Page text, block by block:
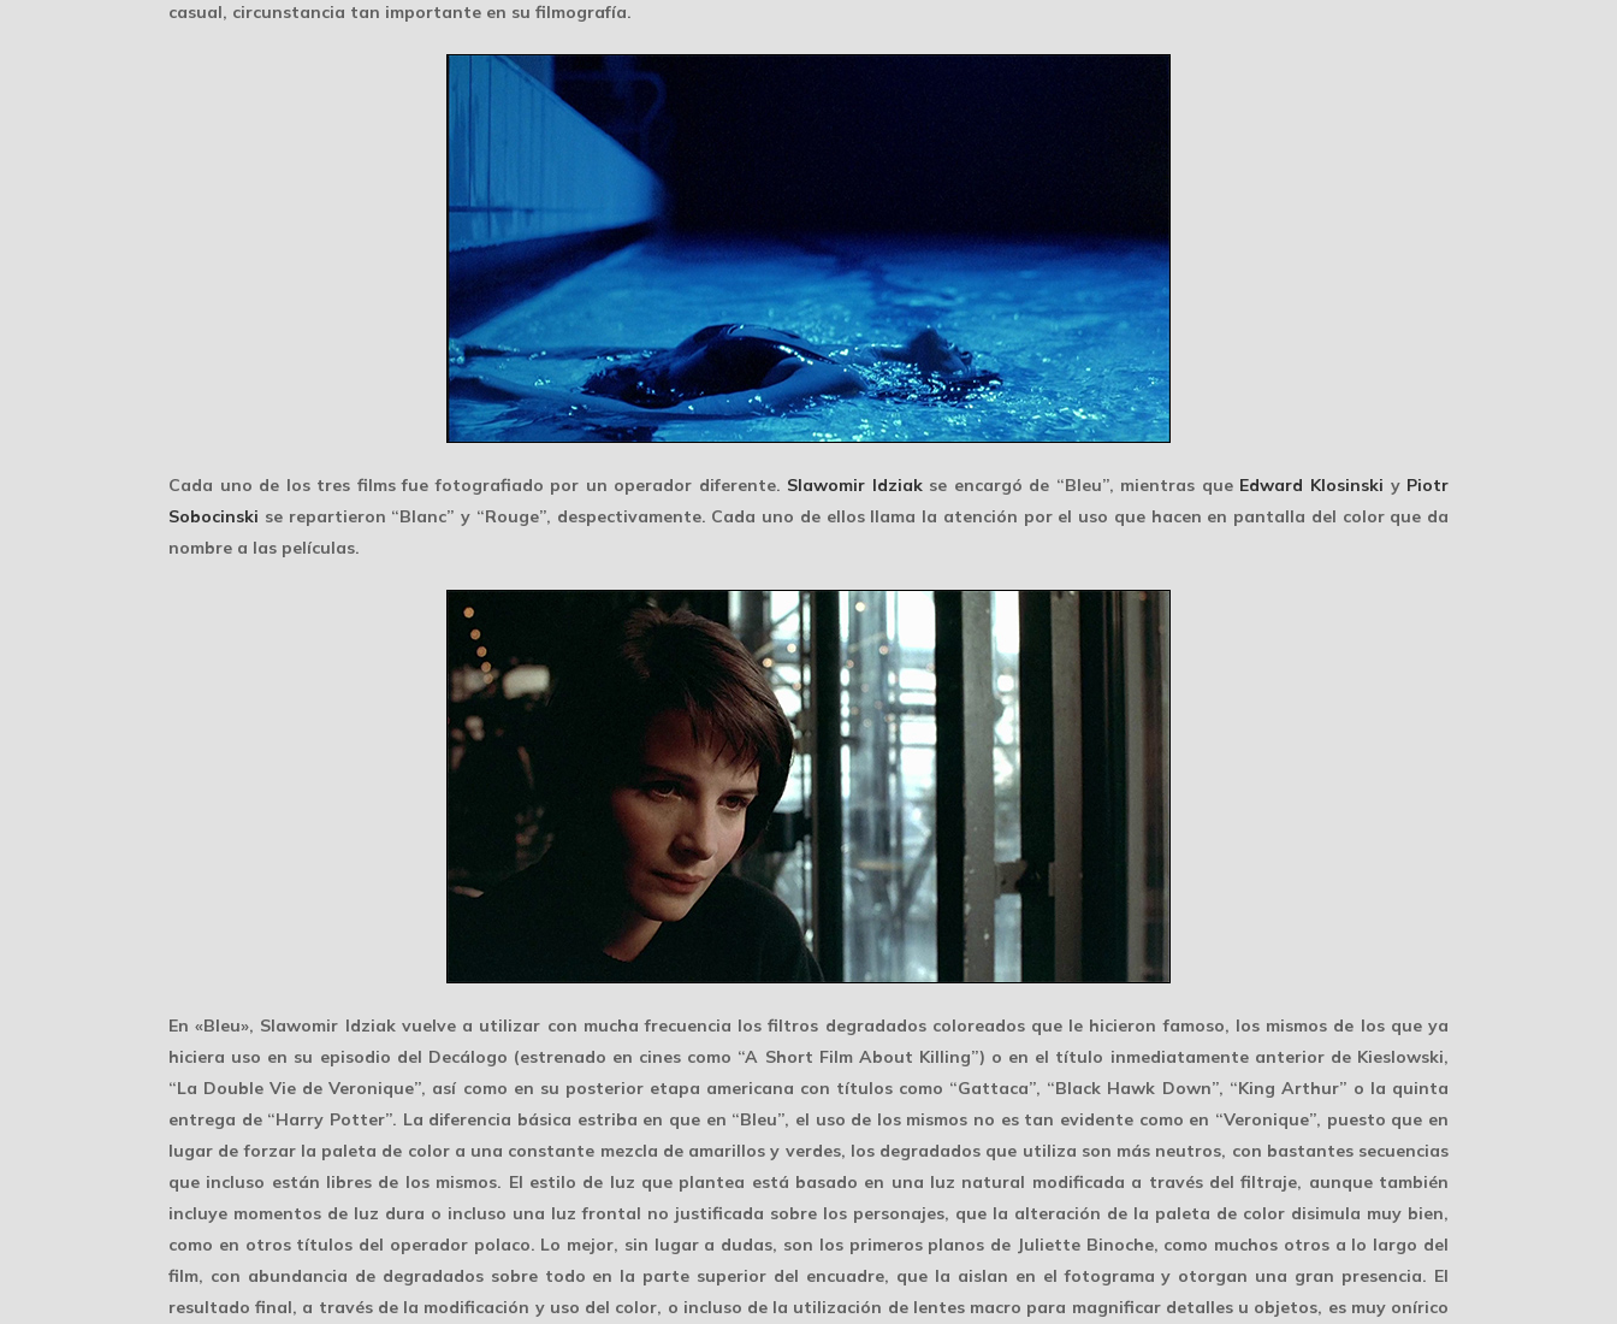
casual, circunstancia tan importante en su filmografía.
Cada uno de los tres films fue fotografiado por un operador diferente. Slawomir Idziakse encargó de “Bleu”, mientras que Edward Klosinski y Piotr
Sobocinski se repartieron “Blanc” y “Rouge”, despectivamente. Cada uno de ellos llama la atención por el uso que hacen en pantalla del color que da
nombre a las películas.
En «Bleu», Slawomir Idziak vuelve a utilizar con mucha frecuencia losfiltros degradados coloreadosque le hicieron famoso, los mismos de los que ya
hiciera uso en su episodio del Decálogo (estrenado en cines como “A Short Film About Killing”) o en el título inmediatamente anterior de Kieslowski,
“La Double Vie de Veronique”, así como en su posterior etapa americana con títulos como “Gattaca”, “Black Hawk Down”, “King Arthur” o la quinta
entrega de “Harry Potter”. La diferencia básica estriba en que en “Bleu”, el uso de los mismos no es tan evidente como en “Veronique”, puesto que en
lugar de forzar la paleta de color a una constante mezcla de amarillos y verdes, los degradados que utiliza son más neutros, con bastantes secuencias
que incluso están libres de los mismos. El estilo de luz que plantea está basado en una luz natural modificada a través del filtraje, aunque también
incluye momentos de luz dura o incluso una luz frontal no justificada sobre los personajes, que la alteración de la paleta de color disimula muy bien,
como en otros títulos del operador polaco. Lo mejor, sin lugar a dudas, son los primeros planos de Juliette Binoche, como muchos otros a lo largo del
film, con abundancia de degradados sobre todo en la parte superior del encuadre, que la aislan en el fotograma y otorgan una gran presencia. El
resultado final, a través de la modificación y uso del color, o incluso de la utilización de lentes macro para magnificar detalles u objetos, es muy onírico